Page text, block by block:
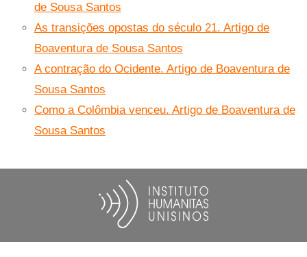
de Sousa Santos
As transições opostas do século 21. Artigo de
Boaventura de Sousa Santos
A contração do Ocidente. Artigo de Boaventura de
Sousa Santos
Como a Colômbia venceu. Artigo de Boaventura de
Sousa Santos